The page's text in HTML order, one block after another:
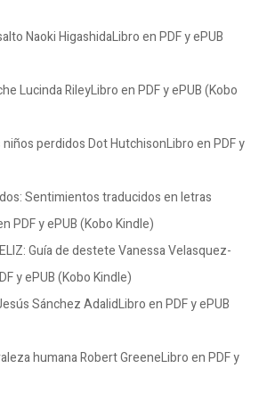
Naoki HigashidaLibro en PDF y ePUB
Lucinda RileyLibro en PDF y ePUB (Kobo
perdidos Dot HutchisonLibro en PDF y
Sentimientos traducidos en letras
PDF y ePUB (Kobo Kindle)
Guía de destete Vanessa Velasquez-
y ePUB (Kobo Kindle)
Sánchez AdalidLibro en PDF y ePUB
humana Robert GreeneLibro en PDF y